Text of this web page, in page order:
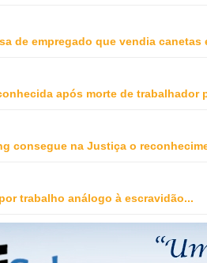
de empregado que vendia canetas
após morte de trabalhador
consegue na Justiça o
trabalho análogo à escravidão...